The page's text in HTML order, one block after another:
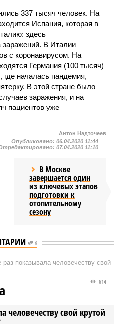
337 тысяч человек. На
Испания, которая в
здесь
заражений. В Италии
с коронавирусом. На
Германия (100 тысяч)
где началась пандемия,
В этой стране было
заражения, и на
пациентов уже
Антон Надточеев
Опубликовано: 06.04.2020 11:44
07.04.2020 11:10
В Москве
завершается один
из ключевых этапов
подготовки к
отопительному
сезону
0
показывала человечеству свой
человечеству свой крутой
614